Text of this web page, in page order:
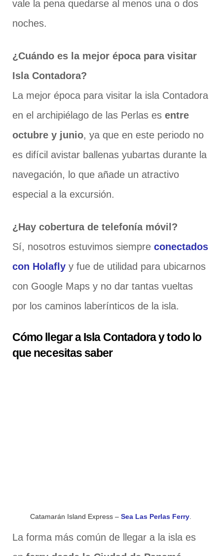
vale la pena quedarse al menos una o dos
noches.
¿Cuándo es la mejor época para visitar
Isla Contadora?
La mejor época para visitar la isla Contadora
en el archipiélago de las Perlas es entre
octubre y junio, ya que en este periodo no
es difícil avistar ballenas yubartas durante la
navegación, lo que añade un atractivo
especial a la excursión.
¿Hay cobertura de telefonía móvil?
Sí, nosotros estuvimos siempre conectados
con Holafly y fue de utilidad para ubicarnos
con Google Maps y no dar tantas vueltas
por los caminos laberínticos de la isla.
Cómo llegar a Isla Contadora y todo lo
que necesitas saber
Catamarán Island Express – Sea Las Perlas Ferry.
La forma más común de llegar a la isla es